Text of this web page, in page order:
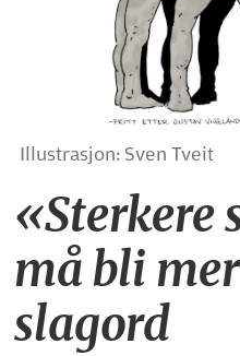
Illustrasjon: Sven Tveit
«Sterkere
må bli
slagord